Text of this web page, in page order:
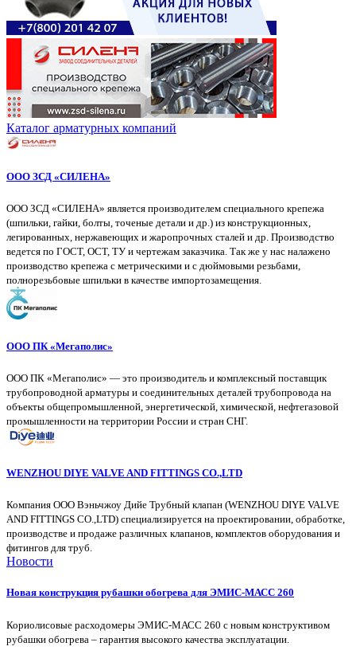
Каталог арматурных компаний
ООО ЗСД «СИЛЕНА»
ООО ЗСД «СИЛЕНА» является производителем специального крепежа
(шпильки, гайки, болты, точеные детали и др.) из конструкционных,
легированных, нержавеющих и жаропрочных сталей и др. Производство
ведется по ГОСТ, ОСТ, ТУ и чертежам заказчика. Так же у нас налажено
производство крепежа с метрическими и с дюймовыми резьбами,
полнорезьбовые шпильки в качестве импортозамещения.
ООО ПК «Мегаполис»
ООО ПК «Мегаполис» — это производитель и комплексный поставщик
трубопроводной арматуры и соединительных деталей трубопровода на
объекты общепромышленной, энергетической, химической, нефтегазовой
промышленности на территории России и стран СНГ.
WENZHOU DIYE VALVE AND FITTINGS CO.,LTD
Компания ООО Вэньчжоу Дийе Трубный клапан (WENZHOU DIYE VALVE
AND FITTINGS CO.,LTD) специализируется на проектировании, обработке,
производстве и продаже различных клапанов, комплектов оборудования и
фитингов для труб.
Новости
Новая конструкция рубашки обогрева для ЭМИС-МАСС 260
Кориолисовые расходомеры ЭМИС-МАСС 260 с новым конструктивом
рубашки обогрева – гарантия высокого качества эксплуатации.